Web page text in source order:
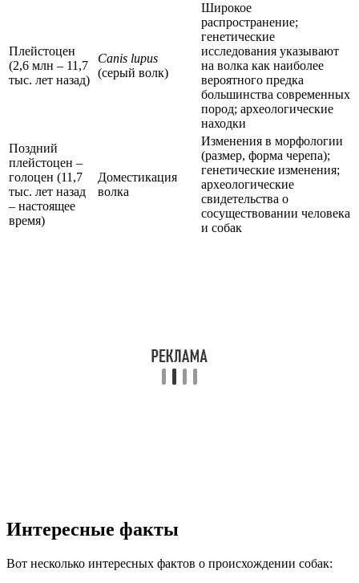
Плейстоцен
(2,6 млн – 11,7
тыс. лет назад)
Canis lupus
(серый волк)
Широкое
распространение;
генетические
исследования указывают
на волка как наиболее
вероятного предка
большинства современных
пород; археологические
находки
Поздний
плейстоцен –
голоцен (11,7
тыс. лет назад
– настоящее
время)
Доместикация
волка
Изменения в морфологии
(размер, форма черепа);
генетические изменения;
археологические
свидетельства о
сосуществовании человека
и собак
Интересные факты
Вот несколько интересных фактов о происхождении собак: